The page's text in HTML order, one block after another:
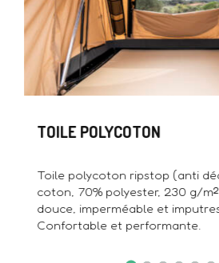
TOILE POLYCOTON
Toile polycoton ripstop (anti
coton, 70% polyester, 230 g/
douce, imperméable et
Confortable et performante.